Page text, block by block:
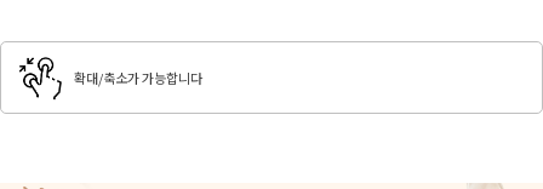
확대/축소가 가능합니다